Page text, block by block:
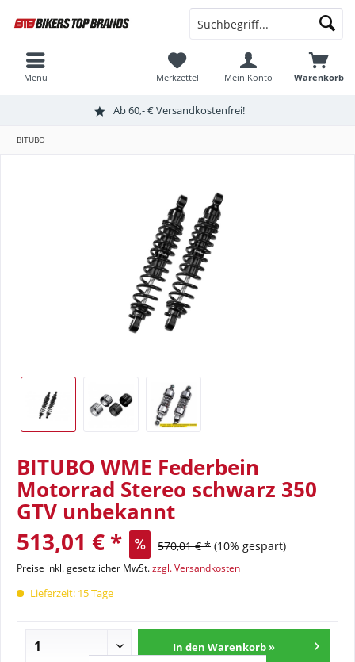
Ab 60,- € Versandkostenfrei!
Warenkorb
Merkzettel Mein Konto
Menü
BITUBO
BITUBO WME Federbein
Motorrad Stereo schwarz 350
GTV unbekannt
513,01 € * 570,01 € * (10% gespart)
Preise inkl. gesetzlicher MwSt.zzgl. Versandkosten
Lieferzeit: 15 Tage
In den Warenkorb »